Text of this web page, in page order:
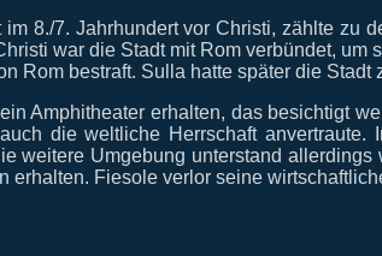
im 8./7. Jahrhundert vor Christi, zählte zu
war die Stadt mit Rom verbündet,
Rom bestraft. Sulla hatte später die Stadt
Amphitheater erhalten, das besichtigt
die weltliche Herrschaft
weitere Umgebung unterstand
erhalten. Fiesole verlor seine